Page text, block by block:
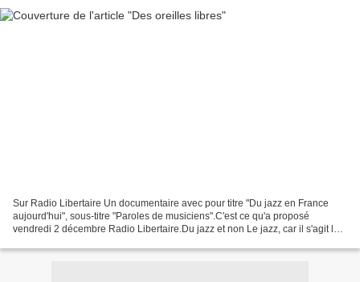
Sur Radio Libertaire Un documentaire avec pour titre "Du jazz en France
aujourd'hui", sous-titre "Paroles de musiciens".C'est ce qu'a proposé
vendredi 2 décembre Radio Libertaire.Du jazz et non Le jazz, car il s'agit là